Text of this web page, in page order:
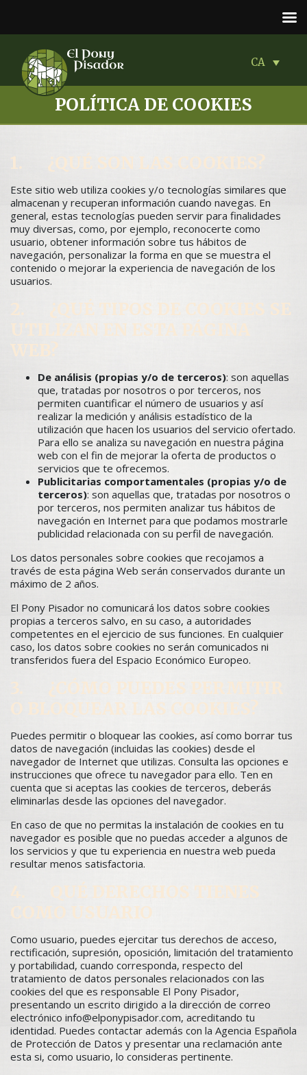
CA
POLÍTICA DE COOKIES
1. ¿QUÉ SON LAS COOKIES?
Este sitio web utiliza cookies y/o tecnologías similares que
almacenan y recuperan información cuando navegas. En
general, estas tecnologías pueden servir para finalidades
muy diversas, como, por ejemplo, reconocerte como
usuario, obtener información sobre tus hábitos de
navegación, personalizar la forma en que se muestra el
contenido o mejorar la experiencia de navegación de los
usuarios.
2. ¿QUÉ TIPOS DE COOKIES SE
UTILIZAN EN ESTA PÁGINA
De análisis (propias y/o de terceros): son aquellas
que, tratadas por nosotros o por terceros, nos
permiten cuantificar el número de usuarios y así
realizar la medición y análisis estadístico de la
utilización que hacen los usuarios del servicio ofertado.
Para ello se analiza su navegación en nuestra página
web con el fin de mejorar la oferta de productos o
servicios que te ofrecemos.
Publicitarias comportamentales (propias y/o de
terceros): son aquellas que, tratadas por nosotros o
por terceros, nos permiten analizar tus hábitos de
navegación en Internet para que podamos mostrarle
publicidad relacionada con su perfil de navegación.
Los datos personales sobre cookies que recojamos a
través de esta página Web serán conservados durante un
máximo de 2 años.
El Pony Pisador no comunicará los datos sobre cookies
propias a terceros salvo, en su caso, a autoridades
competentes en el ejercicio de sus funciones. En cualquier
caso, los datos sobre cookies no serán comunicados ni
transferidos fuera del Espacio Económico Europeo.
3. ¿CÓMO PUEDES PERMITIR
O BLOQUEAR LAS COOKIES?
Puedes permitir o bloquear las cookies, así como borrar tus
datos de navegación (incluidas las cookies) desde el
navegador de Internet que utilizas. Consulta las opciones e
instrucciones que ofrece tu navegador para ello. Ten en
cuenta que si aceptas las cookies de terceros, deberás
eliminarlas desde las opciones del navegador.
En caso de que no permitas la instalación de cookies en tu
navegador es posible que no puedas acceder a algunos de
los servicios y que tu experiencia en nuestra web pueda
resultar menos satisfactoria.
4. QUÉ DERECHOS TIENES
COMO USUARIO
Como usuario, puedes ejercitar tus derechos de acceso,
rectificación, supresión, oposición, limitación del tratamiento
y portabilidad, cuando corresponda, respecto del
tratamiento de datos personales relacionados con las
cookies del que es responsable El Pony Pisador,
presentando un escrito dirigido a la dirección de correo
electrónico info@elponypisador.com, acreditando tu
identidad. Puedes contactar además con la Agencia Española
de Protección de Datos y presentar una reclamación ante
esta si, como usuario, lo consideras pertinente.